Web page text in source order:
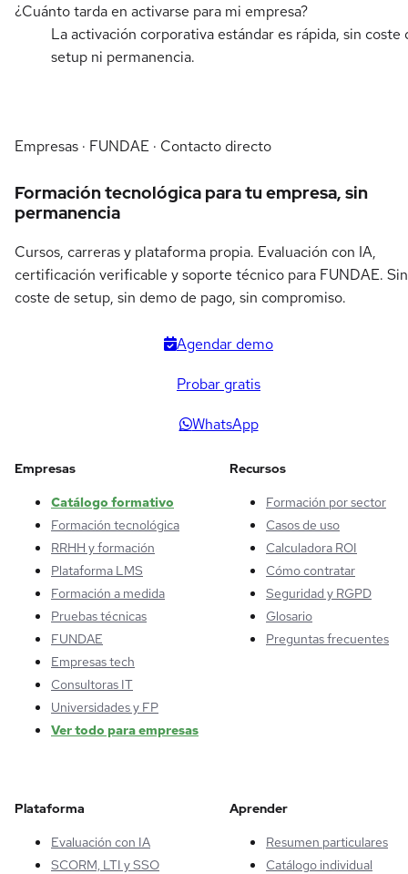
¿Cuánto tarda en activarse para mi empresa?
La activación corporativa estándar es rápida, sin coste
setup ni permanencia.
Empresas · FUNDAE · Contacto directo
Formación tecnológica para tu empresa, sin
permanencia
Cursos, carreras y plataforma propia. Evaluación con IA,
certificación verificable y soporte técnico para FUNDAE. Sin
coste de setup, sin demo de pago, sin compromiso.
Agendar demo
Probar gratis
WhatsApp
Empresas
Catálogo formativo
Formación tecnológica
RRHH y formación
Plataforma LMS
Formación a medida
Pruebas técnicas
FUNDAE
Empresas tech
Consultoras IT
Universidades y FP
Ver todo para empresas
Recursos
Formación por sector
Casos de uso
Calculadora ROI
Cómo contratar
Seguridad y RGPD
Glosario
Preguntas frecuentes
Plataforma
Evaluación con IA
SCORM, LTI y SSO
Aprender
Resumen particulares
Catálogo individual